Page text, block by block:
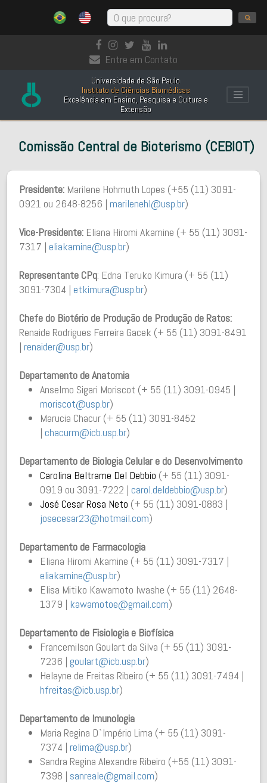
Entre em Contato
Universidade de São Paulo
Instituto de Ciências Biomédicas
Excelência em Ensino, Pesquisa e Cultura e
Extensão
Comissão Central de Bioterismo (CEBIOT)
Presidente: Marilene Hohmuth Lopes (+55 (11) 3091-
0921 ou 2648-8256 | marilenehl@usp.br)
Vice-Presidente: Eliana Hiromi Akamine (+ 55 (11) 3091-
7317 | eliakamine@usp.br)
Representante CPq: Edna Teruko Kimura (+ 55 (11)
3091-7304 | etkimura@usp.br)
Chefe do Biotério de Produção de Produção de Ratos:
Renaide Rodrigues Ferreira Gacek (+ 55 (11) 3091-8491
| renaider@usp.br)
Departamento de Anatomia
Anselmo Sigari Moriscot (+ 55 (11) 3091-0945 |
moriscot@usp.br)
Marucia Chacur (+ 55 (11) 3091-8452
| chacurm@icb.usp.br)
Departamento de Biologia Celular e do Desenvolvimento
Carolina Beltrame Del Debbio (+ 55 (11) 3091-
0919 ou 3091-7222 | carol.deldebbio@usp.br)
José Cesar Rosa Neto (+ 55 (11) 3091-0883 |
josecesar23@hotmail.com)
Departamento de Farmacologia
Eliana Hiromi Akamine (+ 55 (11) 3091-7317 |
eliakamine@usp.br)
Elisa Mitiko Kawamoto Iwashe (+ 55 (11) 2648-
1379 | kawamotoe@gmail.com)
Departamento de Fisiologia e Biofísica
Francemilson Goulart da Silva (+ 55 (11) 3091-
7236 | goulart@icb.usp.br)
Helayne de Freitas Ribeiro (+ 55 (11) 3091-7494 |
hfreitas@icb.usp.br)
Departamento de Imunologia
Maria Regina D`Império Lima (+ 55 (11) 3091-
7374 | relima@usp.br)
Sandra Regina Alexandre Ribeiro (+55 (11) 3091-
7398 | sanreale@gmail.com)